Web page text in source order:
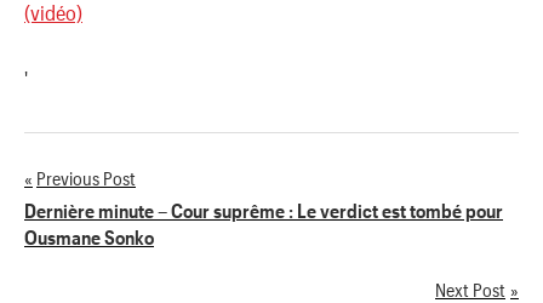
(vidéo)
'
Navigation
de
Previous Post
Dernière minute – Cour suprême : Le verdict est tombé pour
Ousmane Sonko
Next Post